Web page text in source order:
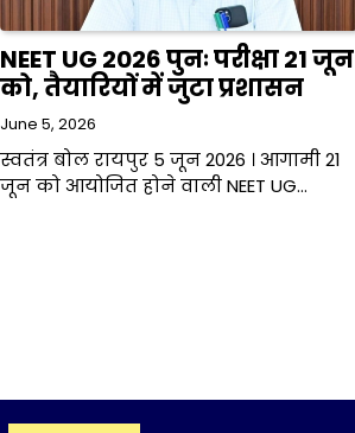
NEET UG 2026 पुनः परीक्षा 21 जून
को, तैयारियों में जुटा प्रशासन
June 5, 2026
स्वतंत्र बोल रायपुर 5 जून 2026 । आगामी 21
जून को आयोजित होने वाली NEET UG…